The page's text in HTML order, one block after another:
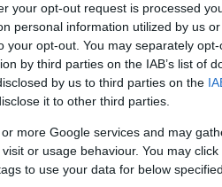
your opt-out request is processed
personal information utilized by us
your opt-out. You may separately
by third parties on the IAB’s list of
by us to third parties on the
it to other third parties.
more Google services and may
or usage behaviour. You may
to use your data for below
támaszkodj az anyukádra,
készült.
is megérthetnek, és a